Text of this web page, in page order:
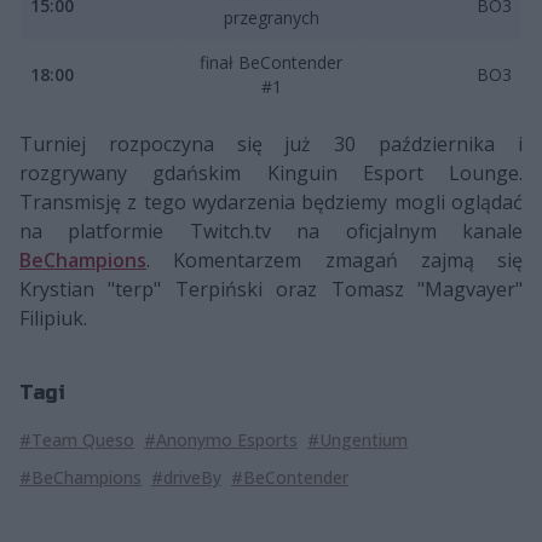
15:00
przegranych
BO3
18:00
finał BeContender
#1
BO3
Turniej rozpoczyna się już 30 października i
rozgrywany gdańskim Kinguin Esport Lounge.
Transmisję z tego wydarzenia będziemy mogli oglądać
na platformie Twitch.tv na oficjalnym kanale
BeChampions. Komentarzem zmagań zajmą się
Krystian "terp" Terpiński oraz Tomasz "Magvayer"
Filipiuk.
Tagi
#Team Queso #Anonymo Esports #Ungentium
#BeChampions #driveBy #BeContender